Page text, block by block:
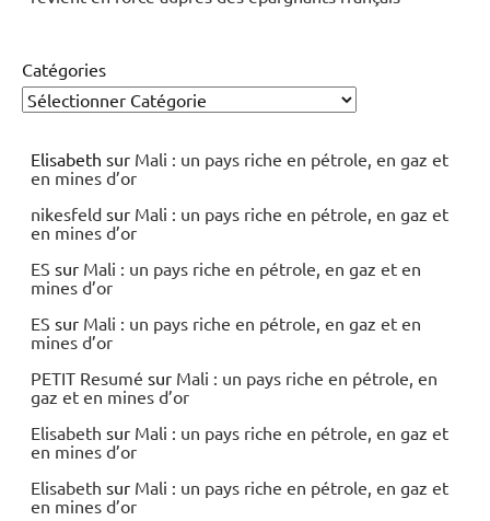
Catégories
Elisabeth sur Mali : un pays riche en pétrole, en gaz et
en mines d’or
nikesfeld sur Mali : un pays riche en pétrole, en gaz et
en mines d’or
ES sur Mali : un pays riche en pétrole, en gaz et en
mines d’or
ES sur Mali : un pays riche en pétrole, en gaz et en
mines d’or
PETIT Resumé sur Mali : un pays riche en pétrole, en
gaz et en mines d’or
Elisabeth sur Mali : un pays riche en pétrole, en gaz et
en mines d’or
Elisabeth sur Mali : un pays riche en pétrole, en gaz et
en mines d’or